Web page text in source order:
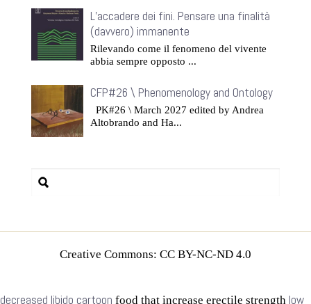
L’accadere dei fini. Pensare una finalità
(davvero) immanente
Rilevando come il fenomeno del vivente
abbia sempre opposto ...
CFP#26 \ Phenomenology and Ontology
PK#26 \ March 2027 edited by Andrea
Altobrando and Ha...
Creative Commons: CC BY-NC-ND 4.0
decreased libido cartoon food that increase erectile strength low